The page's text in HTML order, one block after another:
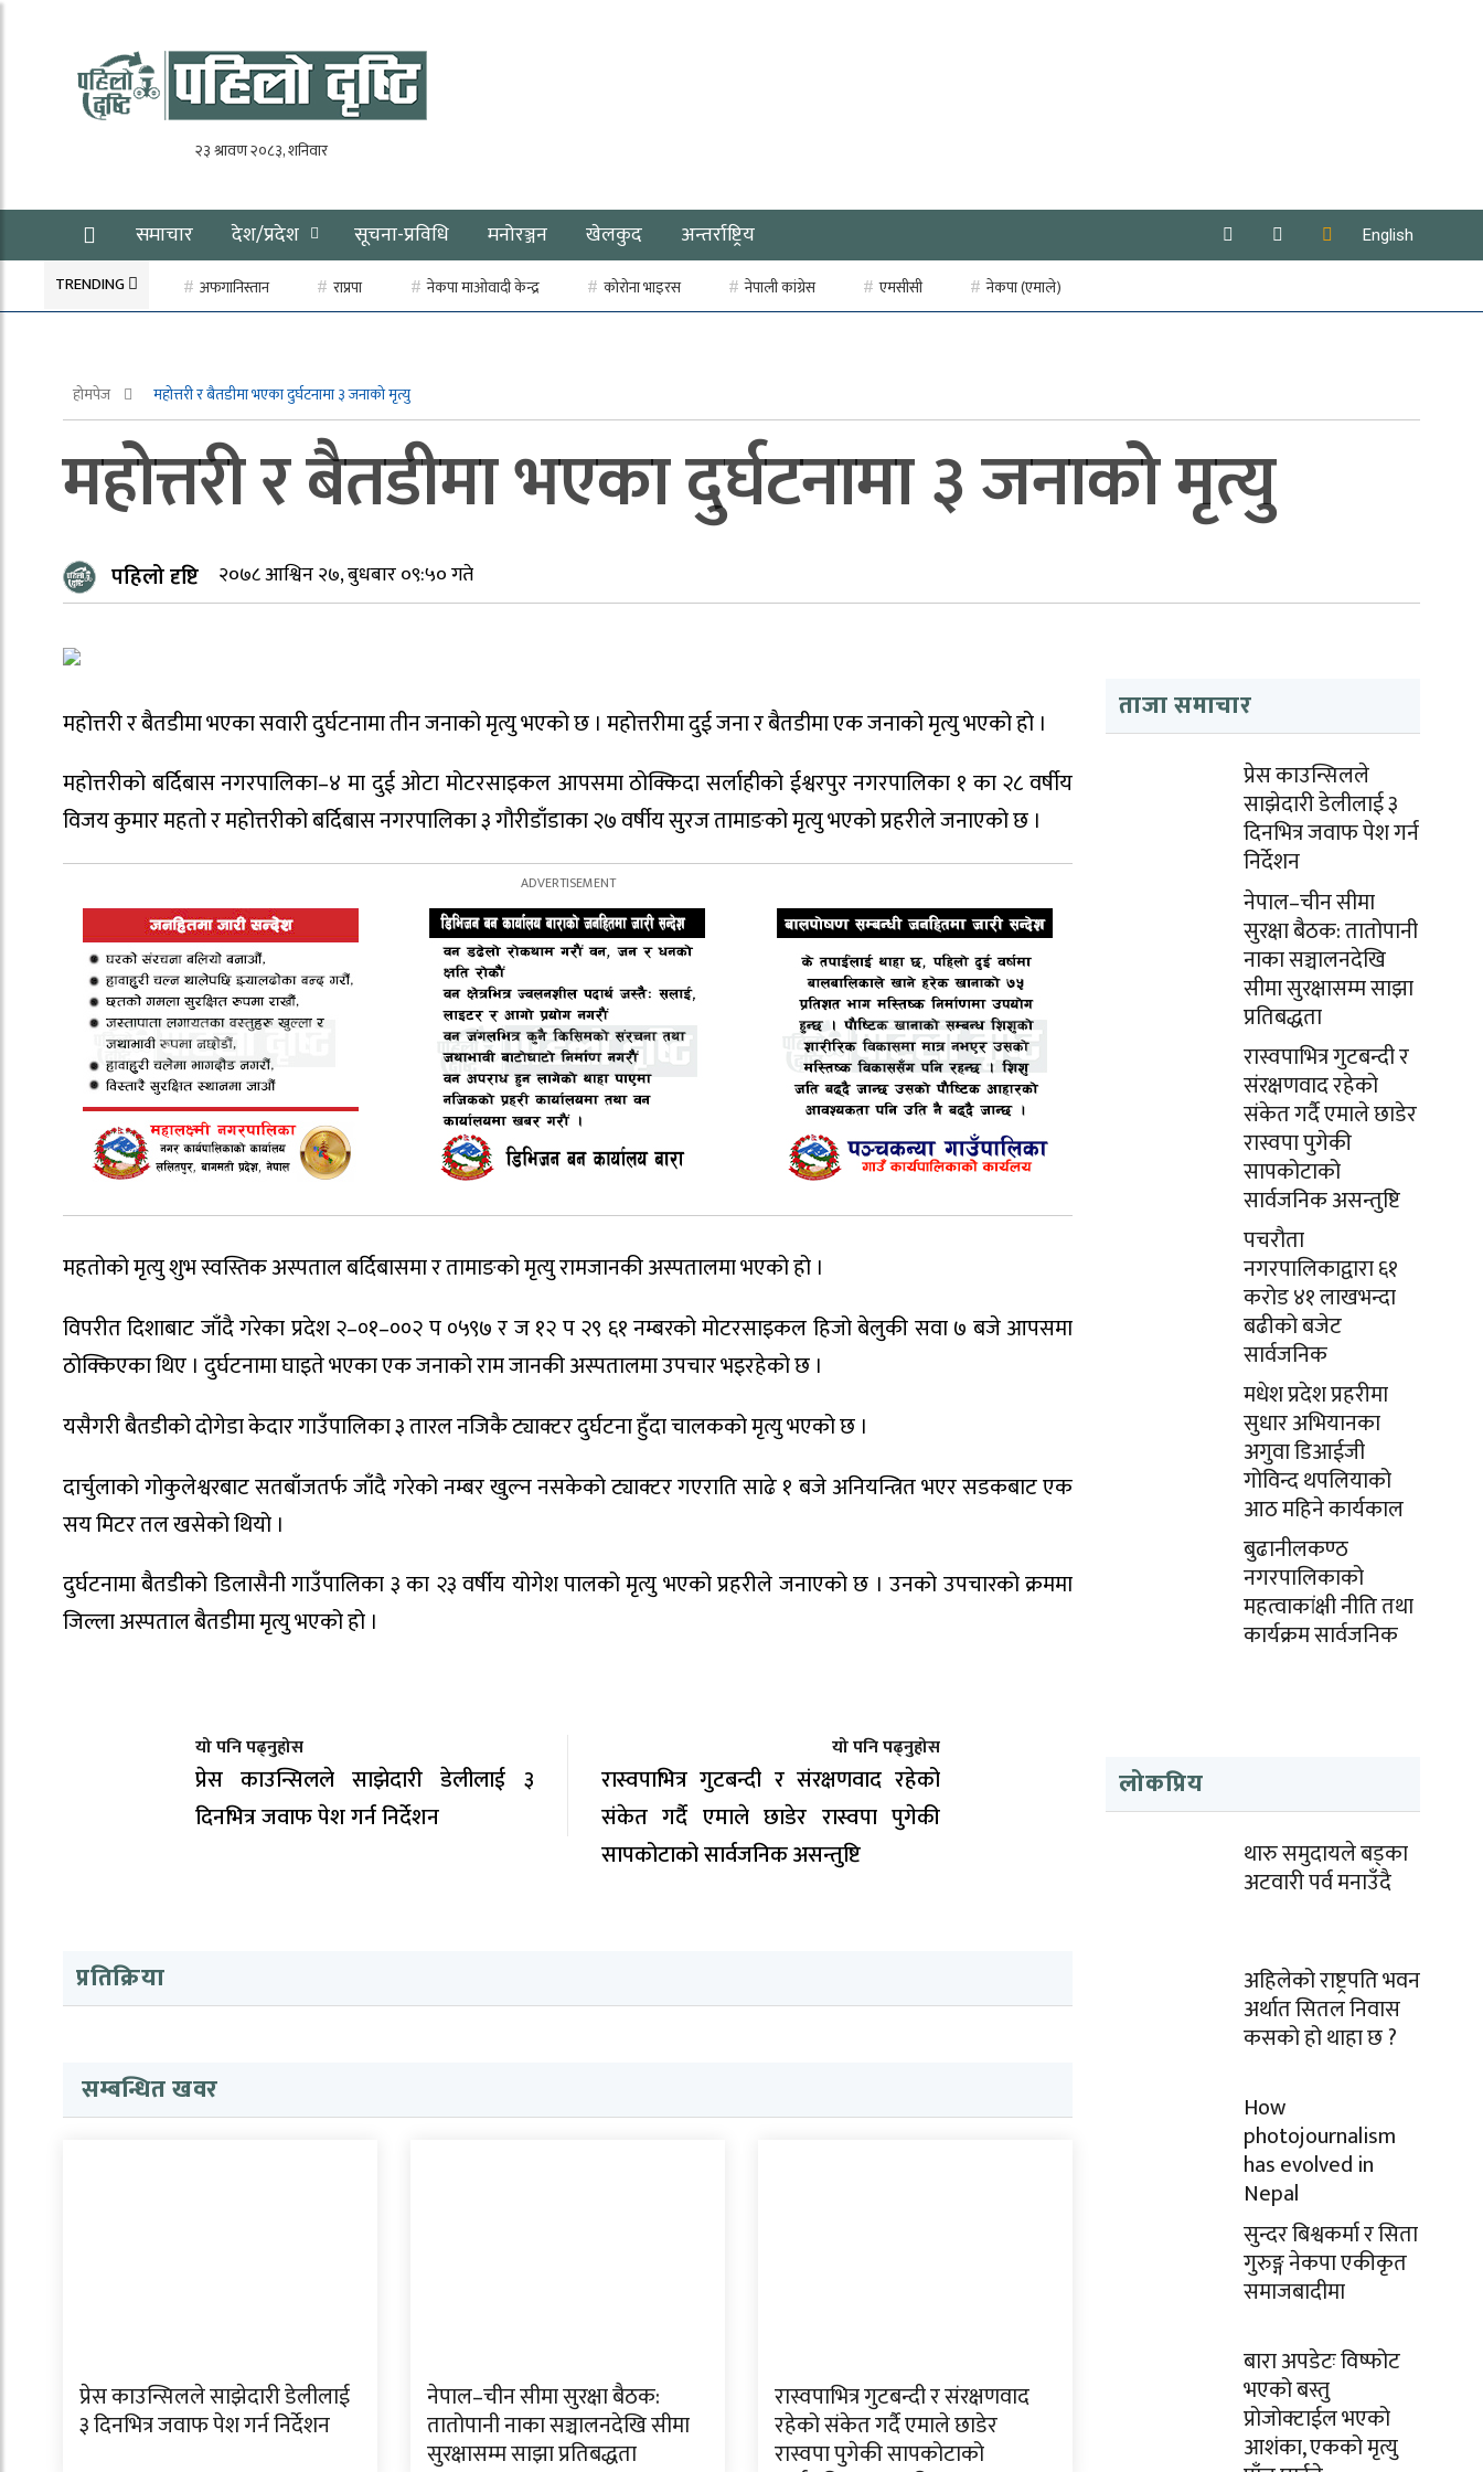
समाचार देश/प्रदेश सूचना-प्रविधि मनोरञ्जन खेलकुद अन्तर्राष्ट्रिय English
TRENDING अफगानिस्तान राप्रपा नेकपा माओवादी केन्द्र कोरोना भाइरस नेपाली कांग्रेस एमसीसी नेकपा (एमाले)
होमपेज महोत्तरी र बैतडीमा भएका दुर्घटनामा ३ जनाको मृत्यु
महोत्तरी र बैतडीमा भएका दुर्घटनामा ३ जनाको मृत्यु
पहिलो दृष्टि २०७८ आश्विन २७, बुधबार ०९:५० गते
महोत्तरी र बैतडीमा भएका सवारी दुर्घटनामा तीन जनाको मृत्यु भएको छ । महोत्तरीमा दुई जना र बैतडीमा एक जनाको मृत्यु भएको हो ।
महोत्तरीको बर्दिबास नगरपालिका–४ मा दुई ओटा मोटरसाइकल आपसमा ठोक्किदा सर्लाहीको ईश्वरपुर नगरपालिका १ का २८ वर्षीय
विजय कुमार महतो र महोत्तरीको बर्दिबास नगरपालिका ३ गौरीडाँडाका २७ वर्षीय सुरज तामाङको मृत्यु भएको प्रहरीले जनाएको छ ।
महतोको मृत्यु शुभ स्वस्तिक अस्पताल बर्दिबासमा र तामाङको मृत्यु रामजानकी अस्पतालमा भएको हो ।
विपरीत दिशाबाट जाँदै गरेका प्रदेश २–०१–००२ प ०५९७ र ज १२ प २९ ६१ नम्बरको मोटरसाइकल हिजो बेलुकी सवा ७ बजे आपसमा
ठोक्किएका थिए । दुर्घटनामा घाइते भएका एक जनाको राम जानकी अस्पतालमा उपचार भइरहेको छ ।
यसैगरी बैतडीको दोगेडा केदार गाउँपालिका ३ तारल नजिकै ट्याक्टर दुर्घटना हुँदा चालकको मृत्यु भएको छ ।
दार्चुलाको गोकुलेश्वरबाट सतबाँजतर्फ जाँदै गरेको नम्बर खुल्न नसकेको ट्याक्टर गएराति साढे १ बजे अनियन्त्रित भएर सडकबाट एक
सय मिटर तल खसेको थियो ।
दुर्घटनामा बैतडीको डिलासैनी गाउँपालिका ३ का २३ वर्षीय योगेश पालको मृत्यु भएको प्रहरीले जनाएको छ । उनको उपचारको क्रममा
जिल्ला अस्पताल बैतडीमा मृत्यु भएको हो ।
यो पनि पढ्नुहोस
प्रेस काउन्सिलले साझेदारी डेलीलाई ३
दिनभित्र जवाफ पेश गर्न निर्देशन
यो पनि पढ्नुहोस
रास्वपाभित्र गुटबन्दी र संरक्षणवाद रहेको
संकेत गर्दै एमाले छाडेर रास्वपा पुगेकी
सापकोटाको सार्वजनिक असन्तुष्टि
प्रतिक्रिया
सम्बन्धित खवर
प्रेस काउन्सिलले साझेदारी डेलीलाई
३ दिनभित्र जवाफ पेश गर्न निर्देशन
नेपाल–चीन सीमा सुरक्षा बैठक:
तातोपानी नाका सञ्चालनदेखि सीमा
सुरक्षासम्म साझा प्रतिबद्धता
रास्वपाभित्र गुटबन्दी र संरक्षणवाद
रहेको संकेत गर्दै एमाले छाडेर
रास्वपा पुगेकी सापकोटाको
ताजा समाचार
प्रेस काउन्सिलले
साझेदारी डेलीलाई ३
दिनभित्र जवाफ पेश गर्न
निर्देशन
नेपाल–चीन सीमा
सुरक्षा बैठक: तातोपानी
नाका सञ्चालनदेखि
सीमा सुरक्षासम्म साझा
प्रतिबद्धता
रास्वपाभित्र गुटबन्दी र
संरक्षणवाद रहेको
संकेत गर्दै एमाले छाडेर
रास्वपा पुगेकी
सापकोटाको
सार्वजनिक असन्तुष्टि
पचरौता
नगरपालिकाद्वारा ६१
करोड ४१ लाखभन्दा
बढीको बजेट
सार्वजनिक
मधेश प्रदेश प्रहरीमा
सुधार अभियानका
अगुवा डिआईजी
गोविन्द थपलियाको
आठ महिने कार्यकाल
बुढानीलकण्ठ
नगरपालिकाको
महत्वाकांक्षी नीति तथा
कार्यक्रम सार्वजनिक
लोकप्रिय
थारु समुदायले बड्का
अटवारी पर्व मनाउँदै
अहिलेको राष्ट्रपति भवन
अर्थात सितल निवास
कसको हो थाहा छ ?
How
photojournalism
has evolved in
Nepal
सुन्दर बिश्वकर्मा र सिता
गुरुङ्ग नेकपा एकीकृत
समाजबादीमा
बारा अपडेटः विष्फोट
भएको बस्तु
प्रोजोक्टाईल भएको
आशंका, एकको मृत्यु